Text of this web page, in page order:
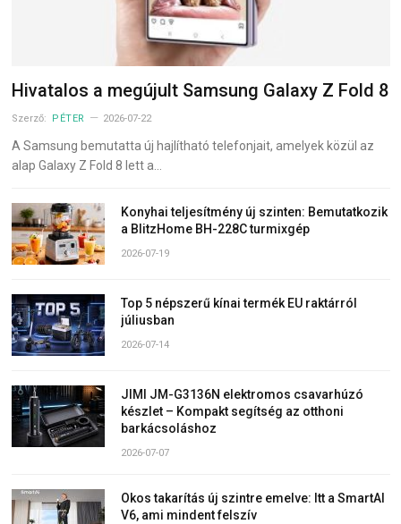
Hivatalos a megújult Samsung Galaxy Z Fold 8
Szerző: PÉTER 2026-07-22
A Samsung bemutatta új hajlítható telefonjait, amelyek közül az
alap Galaxy Z Fold 8 lett a…
Konyhai teljesítmény új szinten: Bemutatkozik
a BlitzHome BH-228C turmixgép
2026-07-19
Top 5 népszerű kínai termék EU raktárról
júliusban
2026-07-14
JIMI JM-G3136N elektromos csavarhúzó
készlet – Kompakt segítség az otthoni
barkácsoláshoz
2026-07-07
Okos takarítás új szintre emelve: Itt a SmartAI
V6, ami mindent felszív